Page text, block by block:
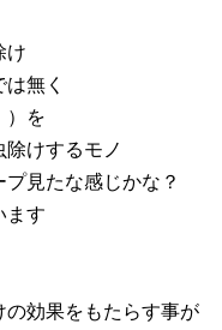
け
無く
）を
けするモノ
見たな感じかな？
ます
の効果をもたらす事が